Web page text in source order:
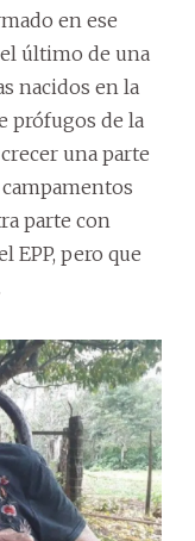
en ese
último de una
nacidos en la
prófugos de la
una parte
parte con
EPP, pero que